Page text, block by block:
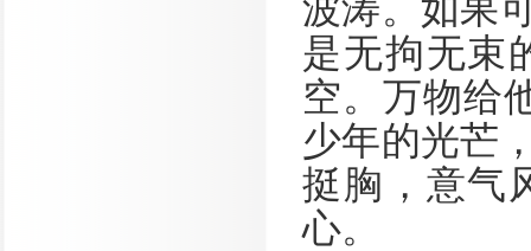
波涛。如果
是无拘无束
空。万物给
少年的光芒
挺胸，意气
心。